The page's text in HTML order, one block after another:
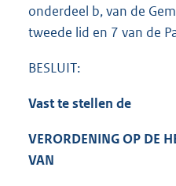
onderdeel b, van de
tweede lid en 7 van de
BESLUIT:
Vast te stellen de
VERORDENING OP DE
VAN